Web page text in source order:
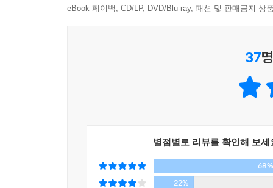
- 삶을 변화시키는 교육 시스템을 갖고 있다
사업에서 찾으라고 기요사키는 말한다.
eBook 페이백, CD/LP, DVD/Blu-ray, 패션 및 판매금지 상
37
별점별로 리뷰를 확인해 보세
68%
22%